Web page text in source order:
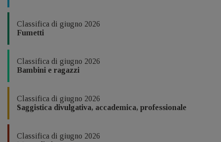
Classifica di giugno 2026
Fumetti
Classifica di giugno 2026
Bambini e ragazzi
Classifica di giugno 2026
Saggistica divulgativa, accademica, professionale
Classifica di giugno 2026